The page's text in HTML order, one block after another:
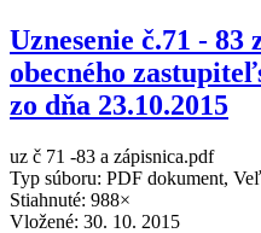
Uznesenie č.71 - 83
obecného
zo dňa 23.10.2015
uz č 71 -83 a zápisnica.pdf
Typ súboru: PDF dokument,
Stiahnuté: 988×
Vložené: 30. 10. 2015